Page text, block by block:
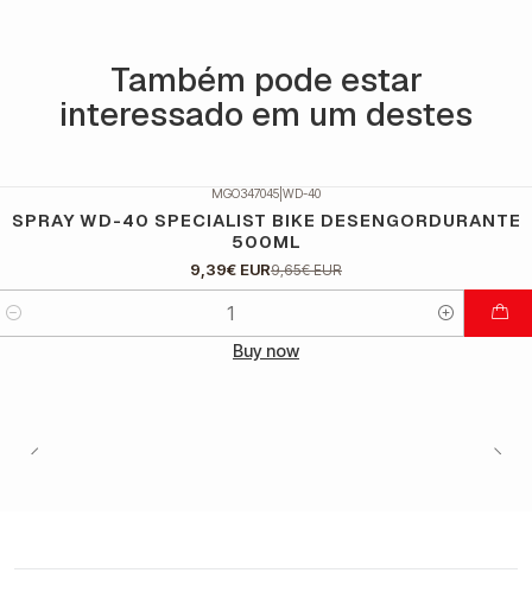
Também pode estar
interessado em um destes
MGO347045 WD-40
SPRAY WD-40 SPECIALIST BIKE DESENGORDURANTE
500ML
9,39€ EUR9,65€ EUR
Buy now